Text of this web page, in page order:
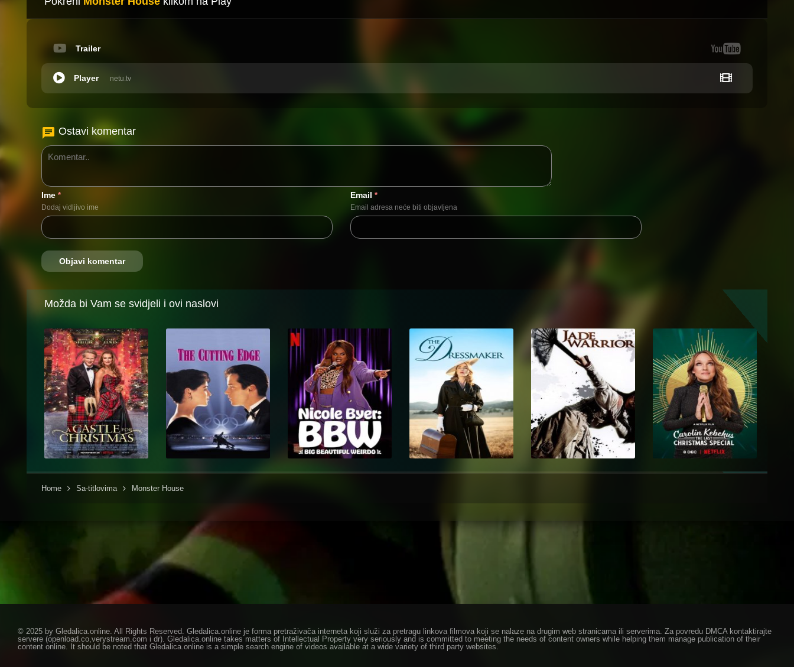
Trailer
netu.tv
Player
Ostavi komentar
Ime *
Dodaj vidljivo ime
Email *
Email adresa neće biti objavljena
Možda bi Vam se svidjeli i ovi naslovi
Home Sa-titlovima Monster House
© 2025 by Gledalica.online. All Rights Reserved. Gledalica.online je forma pretraživača interneta koji služi za pretragu linkova filmova koji se nalaze na drugim web stranicama ili serverima. Za povredu DMCA kontaktirajte
servere (openload.co,verystream.com i dr). Gledalica.online takes matters of Intellectual Property very seriously and is committed to meeting the needs of content owners while helping them manage publication of their
content online. It should be noted that Gledalica.online is a simple search engine of videos available at a wide variety of third party websites.